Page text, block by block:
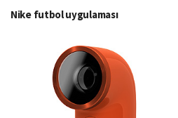
Nike futbol uygulaması